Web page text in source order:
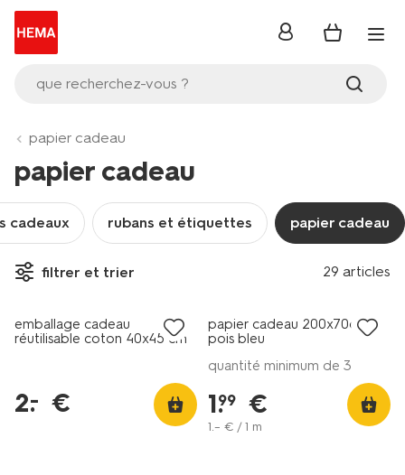
que recherchez-vous ?
se
papier cadeau
papier cadeau
cadeaux rubans et étiquettes papier cadeau
filtrer et trier 29 articles
tout petit prix
emballage cadeau
réutilisable coton 40x45 cm
2.
– €
papier cadeau 200x70cm
pois bleu
quantité minimum de 3
1.
99 €
1.– € / 1 m